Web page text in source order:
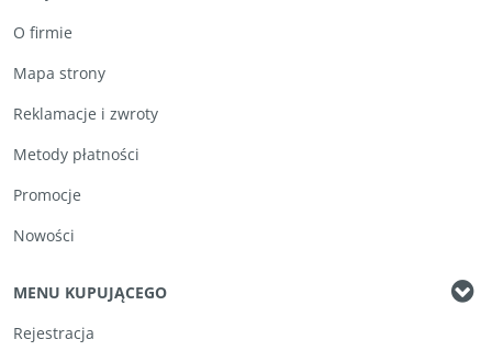
O firmie
Mapa strony
Reklamacje i zwroty
Metody płatności
Promocje
Nowości
MENU KUPUJĄCEGO
Rejestracja